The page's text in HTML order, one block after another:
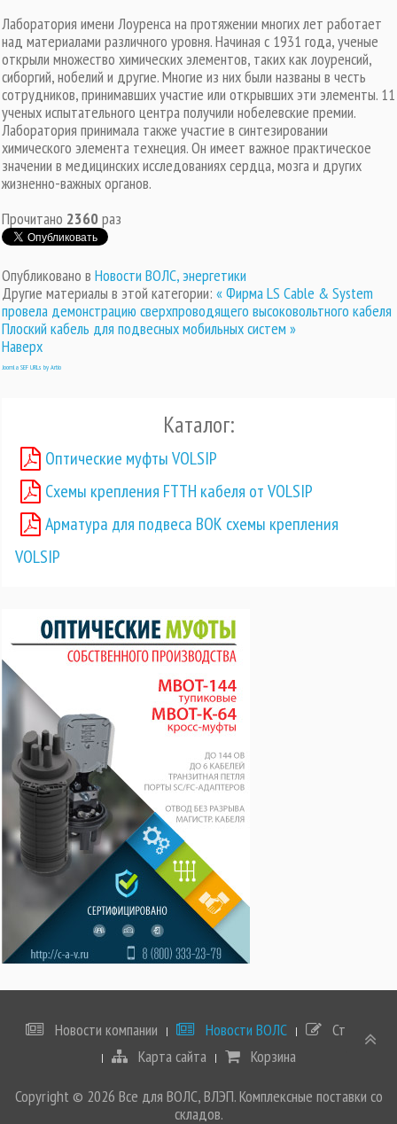
Лаборатория имени Лоуренса на протяжении многих лет работает
над материалами различного уровня. Начиная с 1931 года, ученые
открыли множество химических элементов, таких как лоуренсий,
сиборгий, нобелий и другие. Многие из них были названы в честь
сотрудников, принимавших участие или открывших эти элементы. 11
ученых испытательного центра получили нобелевские премии.
Лаборатория принимала также участие в синтезировании
химического элемента технеция. Он имеет важное практическое
значении в медицинских исследованиях сердца, мозга и других
жизненно-важных органов.
Прочитано 2360раз
Опубликовано в Новости ВОЛС, энергетики
Другие материалы в этой категории: « Фирма LS Cable & System
провела демонстрацию сверхпроводящего высоковольтного кабеля
Плоский кабель для подвесных мобильных систем »
Наверх
Joomla SEF URLs by Artio
Каталог:
Оптические муфты VOLSIP
Схемы крепления FTTH кабеля от VOLSIP
Арматура для подвеса ВОК схемы крепления
VOLSIP
Новости компании Новости ВОЛС
Статьи
Карта сайта
Корзина
Copyright © 2026 Все для ВОЛС, ВЛЭП. Комплексные поставки со
складов.